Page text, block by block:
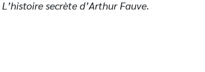
L’histoire secrète d’Arthur Fauve.